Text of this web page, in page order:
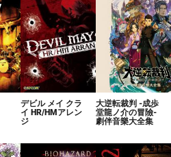
デビル メイ クラ
イ HR/HMアレン
ジ
大逆転裁判 -成歩
堂龍ノ介の冒險-
劇伴音樂大全集